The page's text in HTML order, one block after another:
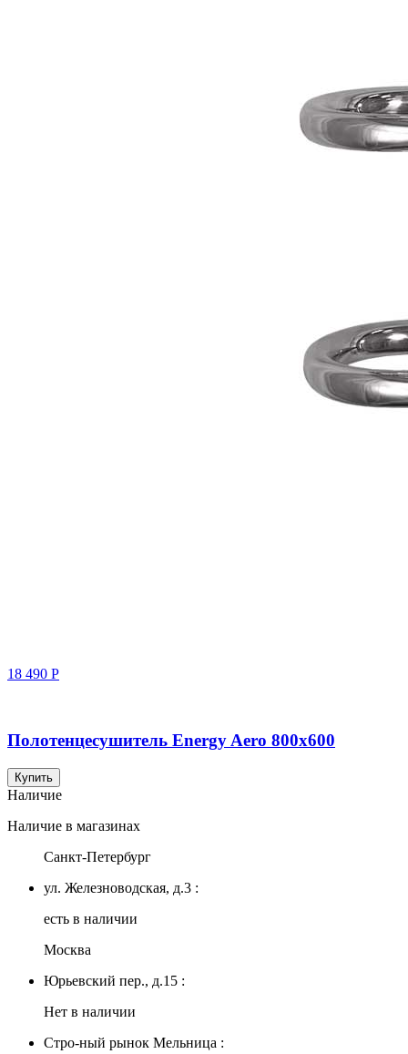
18 490 Р
Полотенцесушитель Energy Aero 800x600
Купить
Наличие
Наличие в магазинах
Санкт-Петербург
ул. Железноводская, д.3 :
есть в наличии
Москва
Юрьевский пер., д.15 :
Нет в наличии
Стро-ный рынок Мельница :